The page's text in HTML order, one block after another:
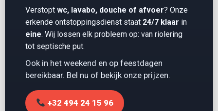
Verstopt wc, lavabo, douche of afvoer? Onze
erkende ontstoppingsdienst staat 24/7 klaar in
eine. Wij lossen elk probleem op: van riolering
tot septische put.
Ook in het weekend en op feestdagen
bereikbaar. Bel nu of bekijk onze prijzen.
+32 494 24 15 96